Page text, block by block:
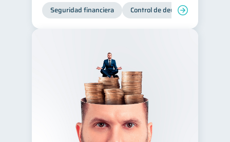
Seguridad financiera Control de deudas